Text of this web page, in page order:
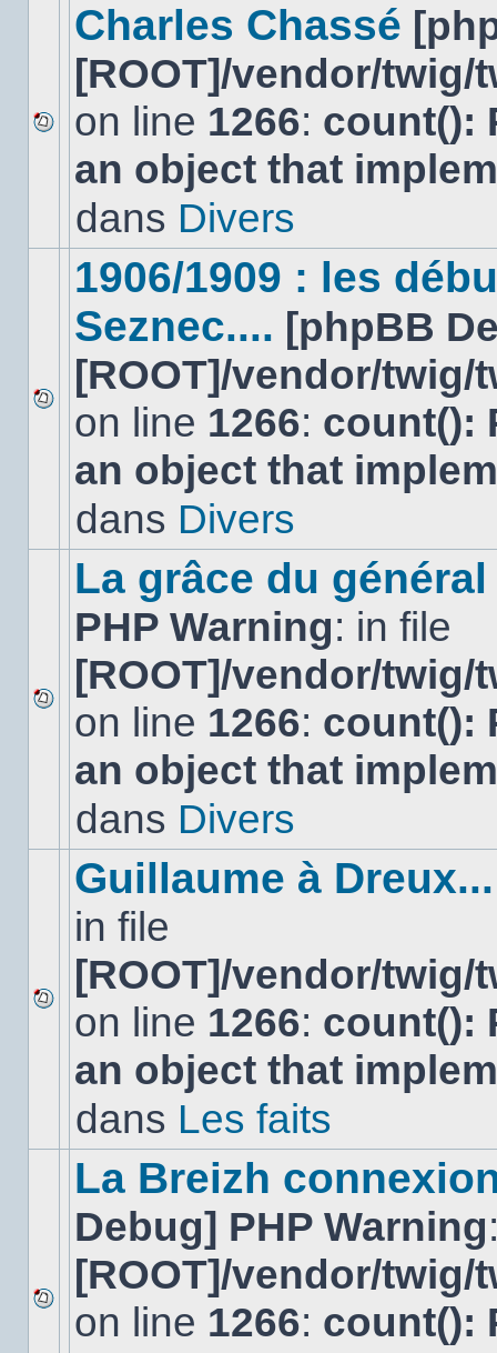
Aucun
nouveau
message
Charles Chassé
[ROOT]/vendor/
on line 1266: count():
an object that
dans Divers
Aucun
nouveau
message
non-
dans
1906/1909 : les
Seznec.... [phpBB
[ROOT]/vendor/
on line 1266: count():
an object that
dans Divers
Aucun
nouveau
message
non-
dans
La grâce du
PHP Warning: in file
[ROOT]/vendor/
on line 1266: count():
an object that
dans Divers
Aucun
nouveau
message
non-
dans
Guillaume à Dreux...
in file
[ROOT]/vendor/
on line 1266: count():
an object that
dans Les faits
Aucun
nouveau
La Breizh
Debug] PHP Warning
[ROOT]/vendor/
on line 1266: count():